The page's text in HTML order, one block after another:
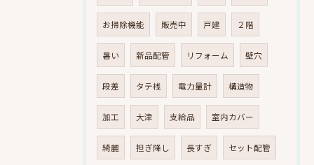
お掃除機能 販売中 戸建 ２階
暑い 新品配管 リフォーム 壁穴
段差 タテ桟 電力量計 構造物
加工 大津 支給品 室内カバー
綺麗 担ぎ降し 長すぎ セット配管